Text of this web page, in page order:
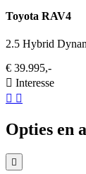
Toyota RAV4
2.5 Hybrid
€ 39.995,-
Interesse
Opties en